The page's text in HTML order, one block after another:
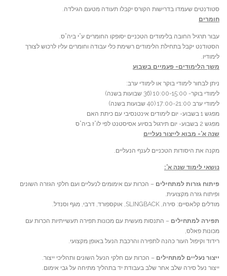
סטודנטים שעמדו בדרישות הקורס יקבלו תעודה מטעם הגילדה.
חומרים
עבור תרגיל החובה בלימודים הטכניים יסופקו החומרים ע”י ביה”ס.
הסטודנט יקבל בתחילת הלימודים רשימת כלי עבודה וחומרים עליו לרכוש לצורך
לימודיו.
משך הלימודים- פעמיים בשבוע
ניתן לבחור לימודי בוקר או לימודי ערב:
לימודי בוקר- 10:00-15:00 (36 שבועות בשנה)
לימודי ערב 17:00-21:00 (40 שבועות בשנה)
מפגש 1 בשבוע- יום לימודים אינטנסיבי עם כיתת האם
מפגש 2 בשבוע- יום תירגול בסיוע אסיסטנט לפי לו”ז ביה”ס
שנה א’- מבוא לייצור נעליים
מקנה את היסודות הטכניים לענף הנעליים.
נושאי לימוד שנה א’:
פיתוח גזרות למתחילים – הכרות עם אימומים לנעליים ועם חלקי הגזרה השונים
ופיתוח גזרה מקצועית.
מודלים קלאסיים: סירה, SLINGBACK, אוקספורד, דרבי, מגף וסנדל.
תפירה למתחילים – התנסות מעשית עם מכונות תפירה תעשייתיות הכרות עם
מכונות פאלס,
רידוד וקיפול העור כהנה לתפירה והרכבת הנעל באופן מקצועי.
ייצור נעליים למתחילים – הכרות עם חלקי הנעל השונים ותהליכי ייצור.
ייצור נעל סירה שלב אחר שלב בעבודת יד בתהליך מתיחה על גבי אימום.